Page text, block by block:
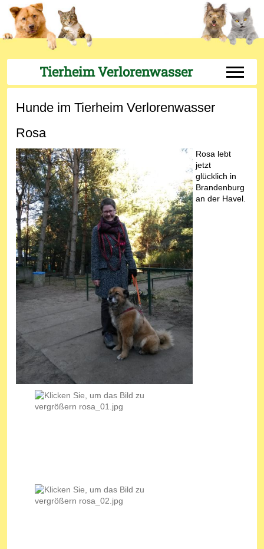
Tierheim Verlorenwasser Off-
Hunde im Tierheim Verlorenwasser
Rosa
Rosa lebt
jetzt
glücklich in
Brandenburg
an der Havel.